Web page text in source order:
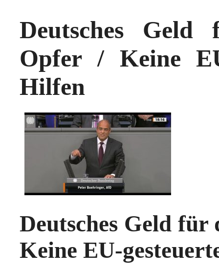
Deutsches Geld
Opfer / Keine
Hilfen
Deutsches Geld für
Keine EU-